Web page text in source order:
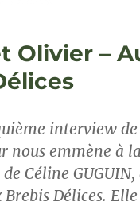
Olivier –
interview de
nous emmène à la
Céline GUGUIN,
Brebis Délices.